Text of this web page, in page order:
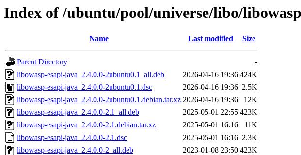
Index of /ubuntu/pool/universe/libo/
Name Last modified Size
Parent Directory
-
libowasp-esapi-java_2.4.0.0-2ubuntu0.1_all.deb
2026-04-16 19:36 424K
libowasp-esapi-java_2.4.0.0-2ubuntu0.1.dsc
2026-04-16 19:36 2.5K
libowasp-esapi-java_2.4.0.0-2ubuntu0.1.debian.tar.xz 2026-04-16 19:36
12K
libowasp-esapi-java_2.4.0.0-2.1_all.deb
2025-05-01 22:55 423K
libowasp-esapi-java_2.4.0.0-2.1.debian.tar.xz
2025-05-01 16:16
11K
libowasp-esapi-java_2.4.0.0-2.1.dsc
2025-05-01 16:16 2.3K
libowasp-esapi-java_2.4.0.0-2_all.deb
2023-01-08 23:50 423K